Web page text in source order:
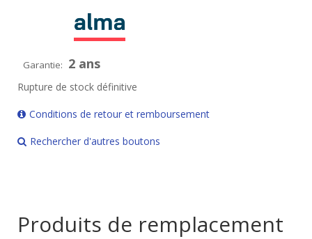
Garantie: 2 ans
Rupture de stock définitive
Conditions de retour et remboursement
Rechercher d'autres boutons
Produits de remplacement